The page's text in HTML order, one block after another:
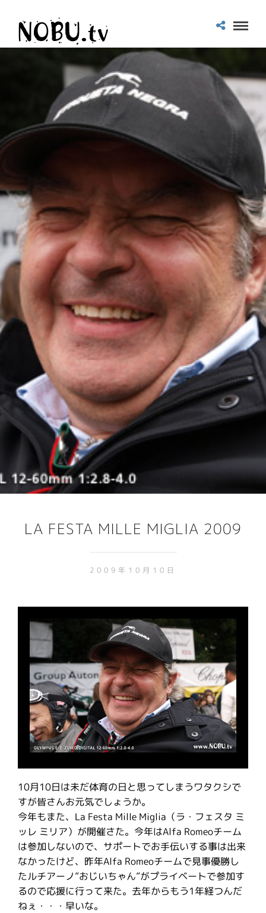
LA FESTA MILLE MIGLIA 2009
2009年10月10日
10月10日は未だ体育の日と思ってしまうワタクシで
すが皆さんお元気でしょうか。
今年もまた、La Festa Mille Miglia（ラ・フェスタ ミ
ッレ ミリア）が開催さた。今年はAlfa Romeoチーム
は参加しないので、サポートでお手伝いする事は出来
なかったけど、昨年Alfa Romeoチームで見事優勝し
たルチアーノ”おじいちゃん”がプライベートで参加す
るので応援に行って来た。去年からもう1年経つんだ
ねぇ・・・早いな。